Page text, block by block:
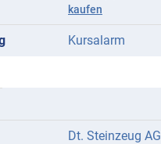
kaufen
Kursalarm
Dt. Steinzeug AG